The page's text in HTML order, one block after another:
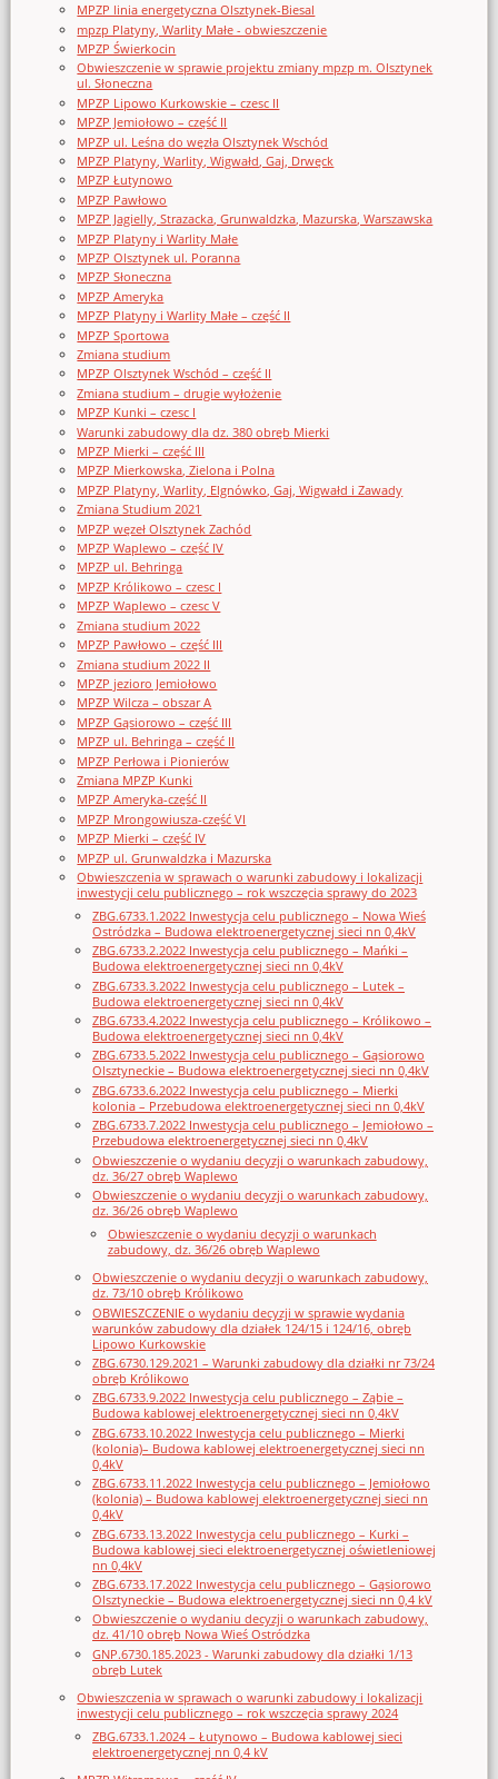
MPZP linia energetyczna Olsztynek-Biesal
mpzp Platyny, Warlity Małe - obwieszczenie
MPZP Świerkocin
Obwieszczenie w sprawie projektu zmiany mpzp m. Olsztynek
ul. Słoneczna
MPZP Lipowo Kurkowskie – czesc II
MPZP Jemiołowo – część II
MPZP ul. Leśna do węzła Olsztynek Wschód
MPZP Platyny, Warlity, Wigwałd, Gaj, Drwęck
MPZP Łutynowo
MPZP Pawłowo
MPZP Jagielly, Strazacka, Grunwaldzka, Mazurska, Warszawska
MPZP Platyny i Warlity Małe
MPZP Olsztynek ul. Poranna
MPZP Słoneczna
MPZP Ameryka
MPZP Platyny i Warlity Małe – część II
MPZP Sportowa
Zmiana studium
MPZP Olsztynek Wschód – część II
Zmiana studium – drugie wyłożenie
MPZP Kunki – czesc I
Warunki zabudowy dla dz. 380 obręb Mierki
MPZP Mierki – część III
MPZP Mierkowska, Zielona i Polna
MPZP Platyny, Warlity, Elgnówko, Gaj, Wigwałd i Zawady
Zmiana Studium 2021
MPZP węzeł Olsztynek Zachód
MPZP Waplewo – część IV
MPZP ul. Behringa
MPZP Królikowo – czesc I
MPZP Waplewo – czesc V
Zmiana studium 2022
MPZP Pawłowo – część III
Zmiana studium 2022 II
MPZP jezioro Jemiołowo
MPZP Wilcza – obszar A
MPZP Gąsiorowo – część III
MPZP ul. Behringa – część II
MPZP Perłowa i Pionierów
Zmiana MPZP Kunki
MPZP Ameryka-część II
MPZP Mrongowiusza-część VI
MPZP Mierki – część IV
MPZP ul. Grunwaldzka i Mazurska
Obwieszczenia w sprawach o warunki zabudowy i lokalizacji
inwestycji celu publicznego – rok wszczęcia sprawy do 2023
ZBG.6733.1.2022 Inwestycja celu publicznego – Nowa Wieś
Ostródzka – Budowa elektroenergetycznej sieci nn 0,4kV
ZBG.6733.2.2022 Inwestycja celu publicznego – Mańki –
Budowa elektroenergetycznej sieci nn 0,4kV
ZBG.6733.3.2022 Inwestycja celu publicznego – Lutek –
Budowa elektroenergetycznej sieci nn 0,4kV
ZBG.6733.4.2022 Inwestycja celu publicznego – Królikowo –
Budowa elektroenergetycznej sieci nn 0,4kV
ZBG.6733.5.2022 Inwestycja celu publicznego – Gąsiorowo
Olsztyneckie – Budowa elektroenergetycznej sieci nn 0,4kV
ZBG.6733.6.2022 Inwestycja celu publicznego – Mierki
kolonia – Przebudowa elektroenergetycznej sieci nn 0,4kV
ZBG.6733.7.2022 Inwestycja celu publicznego – Jemiołowo –
Przebudowa elektroenergetycznej sieci nn 0,4kV
Obwieszczenie o wydaniu decyzji o warunkach zabudowy,
dz. 36/27 obręb Waplewo
Obwieszczenie o wydaniu decyzji o warunkach zabudowy,
dz. 36/26 obręb Waplewo
Obwieszczenie o wydaniu decyzji o warunkach
zabudowy, dz. 36/26 obręb Waplewo
Obwieszczenie o wydaniu decyzji o warunkach zabudowy,
dz. 73/10 obręb Królikowo
OBWIESZCZENIE o wydaniu decyzji w sprawie wydania
warunków zabudowy dla działek 124/15 i 124/16, obręb
Lipowo Kurkowskie
ZBG.6730.129.2021 – Warunki zabudowy dla działki nr 73/24
obręb Królikowo
ZBG.6733.9.2022 Inwestycja celu publicznego – Ząbie –
Budowa kablowej elektroenergetycznej sieci nn 0,4kV
ZBG.6733.10.2022 Inwestycja celu publicznego – Mierki
(kolonia)– Budowa kablowej elektroenergetycznej sieci nn
0,4kV
ZBG.6733.11.2022 Inwestycja celu publicznego – Jemiołowo
(kolonia) – Budowa kablowej elektroenergetycznej sieci nn
0,4kV
ZBG.6733.13.2022 Inwestycja celu publicznego – Kurki –
Budowa kablowej sieci elektroenergetycznej oświetleniowej
nn 0,4kV
ZBG.6733.17.2022 Inwestycja celu publicznego – Gąsiorowo
Olsztyneckie – Budowa elektroenergetycznej sieci nn 0,4 kV
Obwieszczenie o wydaniu decyzji o warunkach zabudowy,
dz. 41/10 obręb Nowa Wieś Ostródzka
GNP.6730.185.2023 - Warunki zabudowy dla działki 1/13
obręb Lutek
Obwieszczenia w sprawach o warunki zabudowy i lokalizacji
inwestycji celu publicznego – rok wszczęcia sprawy 2024
ZBG.6733.1.2024 – Łutynowo – Budowa kablowej sieci
elektroenergetycznej nn 0,4 kV